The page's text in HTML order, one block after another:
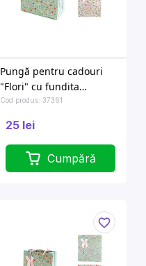
Pungă pentru cadouri
"Flori" cu fundita
26X10XH34cm
Cod produs: 37361
25 lei
Cumpără